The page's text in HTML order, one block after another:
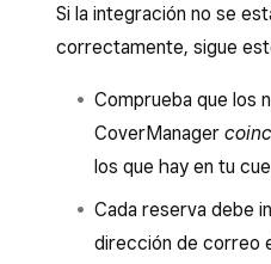
Si la integración no se
correctamente, sigue
Comprueba que los
CoverManager
los que hay en tu
Cada reserva debe
dirección de correo